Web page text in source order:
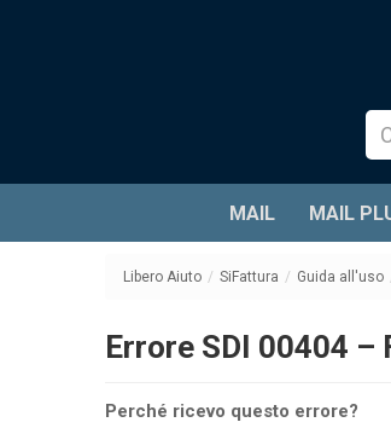
MAIL MAIL
Libero Aiuto / SiFattura / Guida all'uso
Errore SDI 00404
Perché ricevo questo errore?